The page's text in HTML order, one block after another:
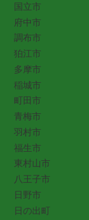
国立市
府中市
調布市
狛江市
多摩市
稲城市
町田市
青梅市
羽村市
福生市
東村山市
八王子市
日野市
日の出町